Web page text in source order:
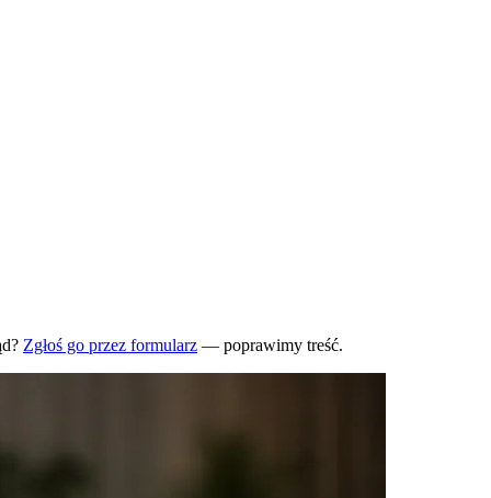
Zgłoś go przez formularz — poprawimy treść.